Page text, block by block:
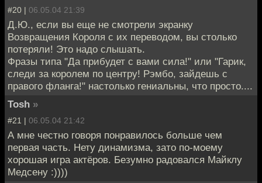
#20 | 06.05.04 21:39
Д.Ю., если вы еще не смотрели экранку
Возвращения Короля с их переводом, вы столько
потеряли! Это надо слышать.
Фразы типа "Да прибудет с вами сила!" или "Гарик,
следи за королем по центру! Рэмбо, зайдешь с
правого фланга!" настолько гениальны, что просто....
Tosh »
#21 | 06.05.04 21:42
А мне честно говоря понравилось больше чем
первая часть. Нету динамизма, зато по-моему
хорошая игра актёров. Безумно радовался Майклу
Медсену :))))